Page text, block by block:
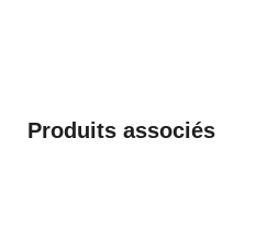
Produits associés